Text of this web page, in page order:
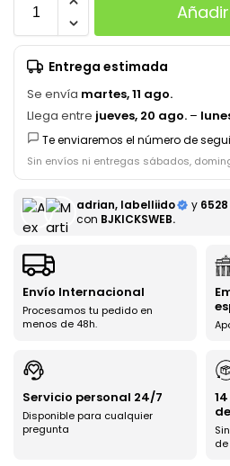
Entrega estimada
Se envía martes, 11 ago.
Llega entre jueves, 20 ago. –
Te enviaremos el número de
Sin envíos ni entregas sábados,
adrian, labelliido y
con BJKICKSWEB.
Envío Internacional
Procesamos tu pedido en
menos de 48h.
Servicio personal 24/7
Disponible para cualquier
pregunta
Ahorra
club BJ